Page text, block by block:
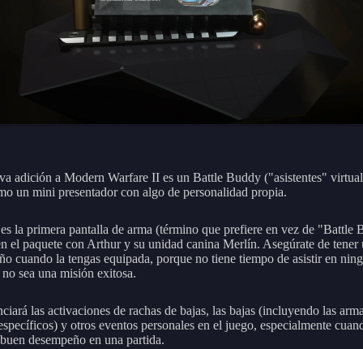
adición a Modern Warfare II es un Battle Buddy ("asistentes"
un mini presentador con algo de personalidad propia.
la primera pantalla de arma (término que prefiere en vez de "Battle
el paquete con Arthur y su unidad canina Merlín. Asegúrate de tener
cuando la tengas equipada, porque no tiene tiempo de asistir en
sea una misión exitosa.
las activaciones de rachas de bajas, las bajas (incluyendo las
y otros eventos personales en el juego, especialmente
desempeño en una partida.